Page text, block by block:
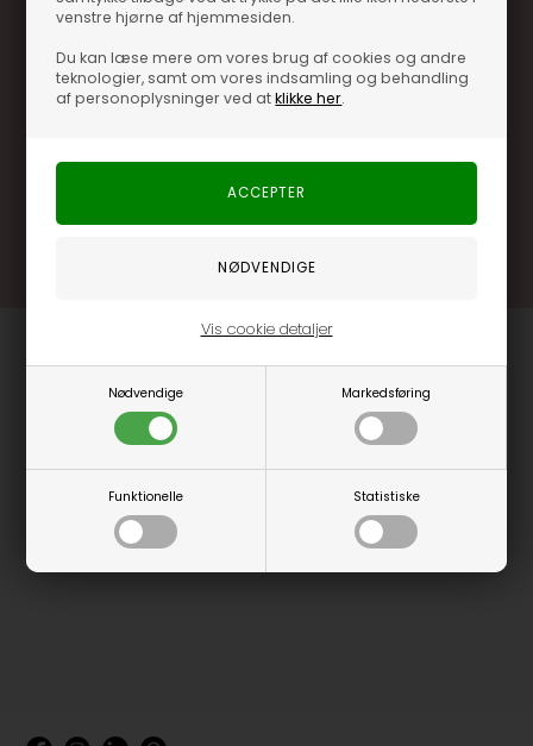
venstre hjørne af hjemmesiden.
Du kan læse mere om vores brug af cookies og andre
teknologier, samt om vores indsamling og behandling
af personoplysninger ved atklikke her.
Nødvendige Markedsføring
Funktionelle Statistiske
Vis cookie detaljer
Særlige, eksklusive tilbud kun til klubkunder
Brug dine point allerede på næste køb
Læs mere og bliv medlem